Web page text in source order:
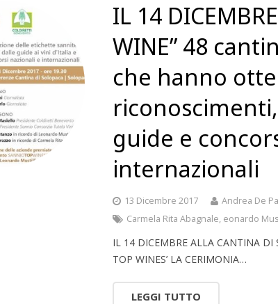
IL 14
WINE” 48
che hanno
guide e
internazionali
13 Dicembre 2017 Andrea De
Carmela Rita Abagnale, eonardo
IL 14 DICEMBRE ALLA CANTINA DI
TOP WINES’ LA CERIMONIA…
LEGGI TUTTO